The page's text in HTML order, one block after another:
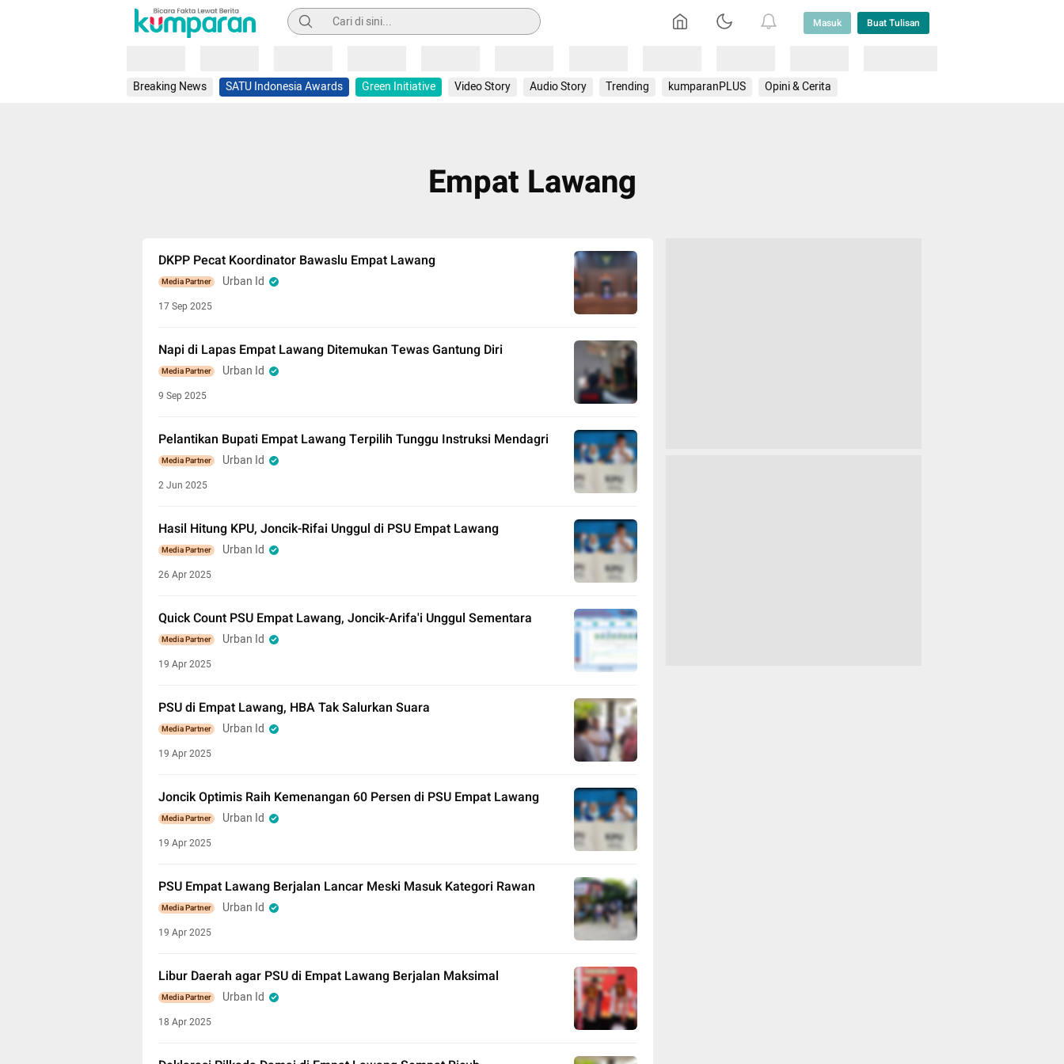
Pencarian Masuk Buat Tulisan
Breaking News SATU Indonesia Awards Green Initiative Video Story Audio Story Trending kumparanPLUS Opini & Cerita
Empat Lawang
DKPP Pecat Koordinator Bawaslu Empat Lawang
Media Partner Urban Id
17 Sep 2025
Napi di Lapas Empat Lawang Ditemukan Tewas Gantung Diri
Media Partner Urban Id
9 Sep 2025
Pelantikan Bupati Empat Lawang Terpilih Tunggu Instruksi Mendagri
Media Partner Urban Id
2 Jun 2025
Hasil Hitung KPU, Joncik-Rifai Unggul di PSU Empat Lawang
Media Partner Urban Id
26 Apr 2025
Quick Count PSU Empat Lawang, Joncik-Arifa'i Unggul Sementara
Media Partner Urban Id
19 Apr 2025
PSU di Empat Lawang, HBA Tak Salurkan Suara
Media Partner Urban Id
19 Apr 2025
Joncik Optimis Raih Kemenangan 60 Persen di PSU Empat Lawang
Media Partner Urban Id
19 Apr 2025
PSU Empat Lawang Berjalan Lancar Meski Masuk Kategori Rawan
Media Partner Urban Id
19 Apr 2025
Libur Daerah agar PSU di Empat Lawang Berjalan Maksimal
Media Partner Urban Id
18 Apr 2025